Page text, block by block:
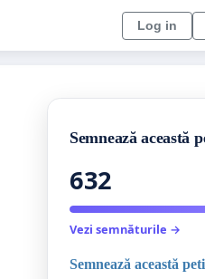
Log in
Semnează această
632
Vezi semnăturile →
Semnează această